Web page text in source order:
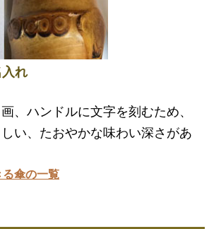
れ
、ハンドルに文字を刻むため、
い、たおやかな味わい深さがあ
る傘の一覧